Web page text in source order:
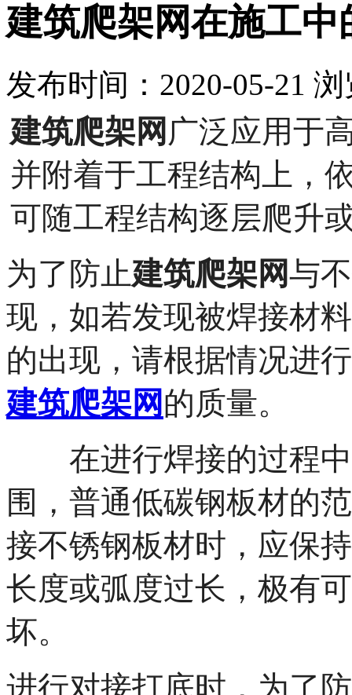
建筑爬架网在施工
发布时间：2020-05-21 浏
建筑爬架网 广泛应用于
并附着于工程结构上，
可随工程结构逐层爬升
为了防止建筑爬架网与
现，如若发现被焊接材
的出现，请根据情况进
建筑爬架网 的质量。
在进行焊接的过程中
围，普通低碳钢板材的
接不锈钢板材时，应保
长度或弧度过长，极有
坏。
进行对接打底时，为了